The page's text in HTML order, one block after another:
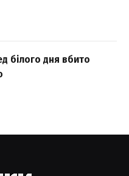
білого дня вбито